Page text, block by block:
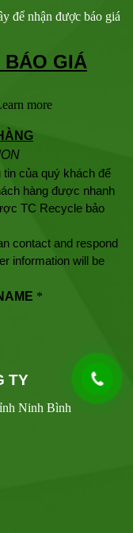
để nhận được báo giá
TY
Ninh Bình